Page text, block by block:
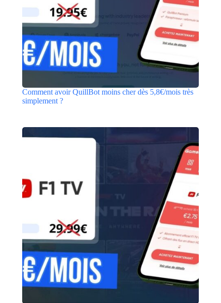
Comment avoir QuillBot moins cher dès 5,8€/mois très
simplement ?